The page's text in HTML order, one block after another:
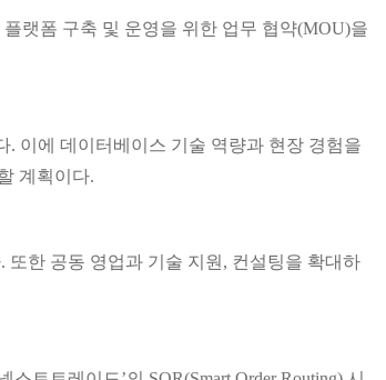
랫폼 구축 및 운영을 위한 업무 협약(MOU)을
이에 데이터베이스 기술 역량과 현장 경험을
계획이다.
한 공동 영업과 기술 지원, 컨설팅을 확대하